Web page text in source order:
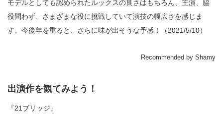
モデルとしても認められたルックスの良さはもちろん、主演、脇
役問わず、さまざまな役に挑戦していて演技の幅広さを感じま
す。今後年を重ると、さらに味が出そうな予感！（2021/5/10）
Recommended by Shamy
出演作を観てみよう！
『21ブリッジ』